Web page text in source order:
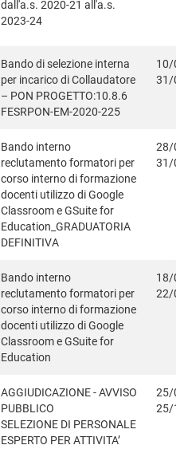
dall'a.s. 2020-21 all'a.s.
2023-24
Bando di selezione interna
per incarico di Collaudatore
– PON PROGETTO:10.8.6
FESRPON-EM-2020-225
10/
31/
Bando interno
reclutamento formatori per
corso interno di formazione
docenti utilizzo di Google
Classroom e GSuite for
Education_GRADUATORIA
DEFINITIVA
28/
31/
Bando interno
reclutamento formatori per
corso interno di formazione
docenti utilizzo di Google
Classroom e GSuite for
Education
18/
22/
AGGIUDICAZIONE - AVVISO
PUBBLICO
SELEZIONE DI PERSONALE
ESPERTO PER ATTIVITA’
25/
25/